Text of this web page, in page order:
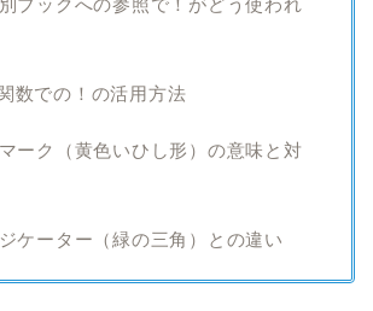
ブックへの参照で！がどう使われ
数での！の活用方法
ーク（黄色いひし形）の意味と対
ケーター（緑の三角）との違い